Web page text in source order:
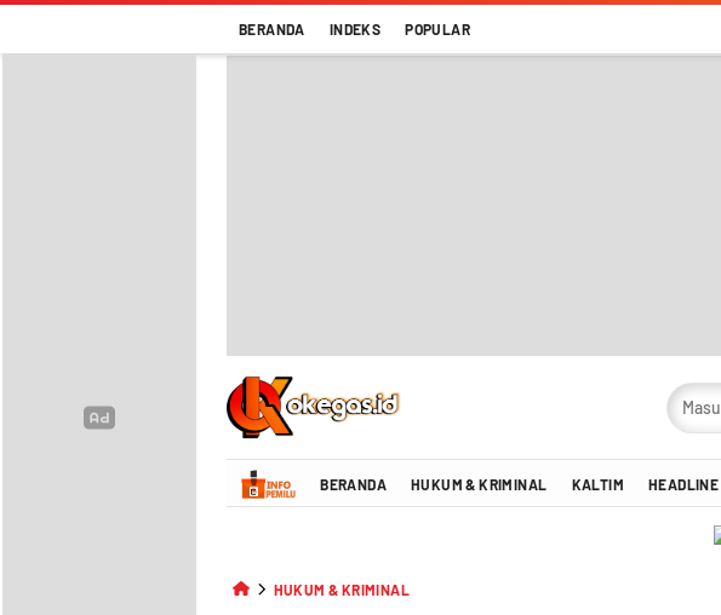
BERANDA INDEKS POPULAR
Oke Gas Indonesia | Energi Positif Informasi Terkini!
BERANDA HUKUM & KRIMINAL KALTIM HEADLINE
HUKUM & KRIMINAL